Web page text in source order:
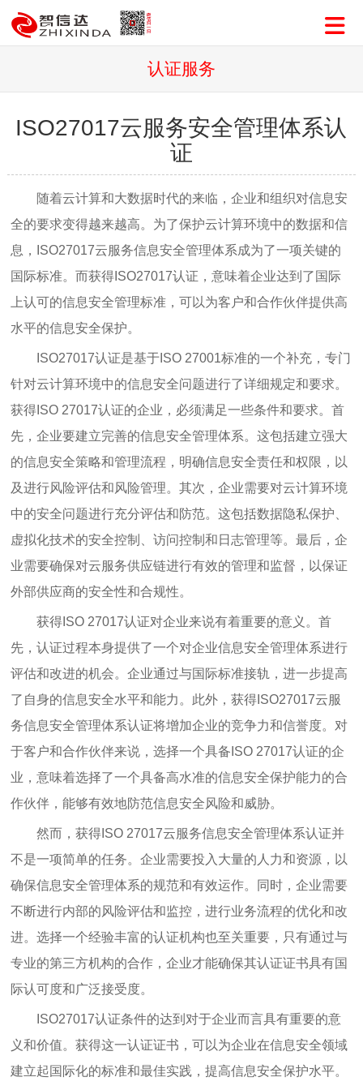
认证服务
ISO27017云服务安全管理体系认
证
随着云计算和大数据时代的来临，企业和组织对信息安
全的要求变得越来越高。为了保护云计算环境中的数据和信
息，ISO27017云服务信息安全管理体系成为了一项关键的
国际标准。而获得ISO27017认证，意味着企业达到了国际
上认可的信息安全管理标准，可以为客户和合作伙伴提供高
水平的信息安全保护。
ISO27017认证是基于ISO 27001标准的一个补充，专门
针对云计算环境中的信息安全问题进行了详细规定和要求。
获得ISO 27017认证的企业，必须满足一些条件和要求。首
先，企业要建立完善的信息安全管理体系。这包括建立强大
的信息安全策略和管理流程，明确信息安全责任和权限，以
及进行风险评估和风险管理。其次，企业需要对云计算环境
中的安全问题进行充分评估和防范。这包括数据隐私保护、
虚拟化技术的安全控制、访问控制和日志管理等。最后，企
业需要确保对云服务供应链进行有效的管理和监督，以保证
外部供应商的安全性和合规性。
获得ISO 27017认证对企业来说有着重要的意义。首
先，认证过程本身提供了一个对企业信息安全管理体系进行
评估和改进的机会。企业通过与国际标准接轨，进一步提高
了自身的信息安全水平和能力。此外，获得ISO27017云服
务信息安全管理体系认证将增加企业的竞争力和信誉度。对
于客户和合作伙伴来说，选择一个具备ISO 27017认证的企
业，意味着选择了一个具备高水准的信息安全保护能力的合
作伙伴，能够有效地防范信息安全风险和威胁。
然而，获得ISO 27017云服务信息安全管理体系认证并
不是一项简单的任务。企业需要投入大量的人力和资源，以
确保信息安全管理体系的规范和有效运作。同时，企业需要
不断进行内部的风险评估和监控，进行业务流程的优化和改
进。选择一个经验丰富的认证机构也至关重要，只有通过与
专业的第三方机构的合作，企业才能确保其认证证书具有国
际认可度和广泛接受度。
ISO27017认证条件的达到对于企业而言具有重要的意
义和价值。获得这一认证证书，可以为企业在信息安全领域
建立起国际化的标准和最佳实践，提高信息安全保护水平。